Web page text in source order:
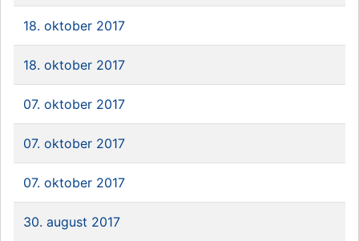
18. oktober 2017
18. oktober 2017
07. oktober 2017
07. oktober 2017
07. oktober 2017
30. august 2017